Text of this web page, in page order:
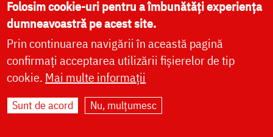
Domnului
Dorind să se îndulcească neîncetat de acea slavă a
lui Hristos și de vederea sfinților proroci, Petru a
luat îndrăzneală și a zis: Doamne, bine este nouă
să...
Acatist Canon Viață Minuni
Folosim cookie-uri pentru a îmbunătăți experiența
dumneavoastră pe acest site.
Prin continuarea navigării în această pagină
confirmați acceptarea utilizării fișierelor de tip
cookie. Mai multe informații
Sunt de acord Nu, mulțumesc